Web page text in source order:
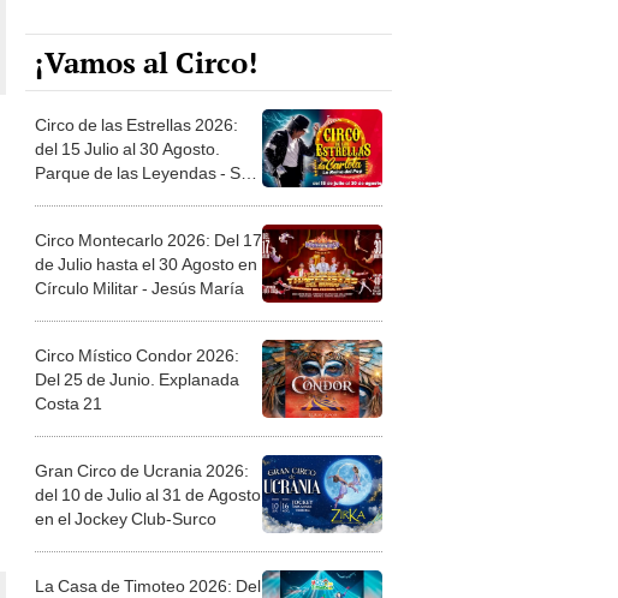
¡Vamos al Circo!
Circo de las Estrellas 2026:
del 15 Julio al 30 Agosto.
Parque de las Leyendas - San
Circo Montecarlo 2026: Del 17
de Julio hasta el 30 Agosto en
Círculo Militar - Jesús María
Circo Místico Condor 2026:
Del 25 de Junio. Explanada
Costa 21
Gran Circo de Ucrania 2026:
del 10 de Julio al 31 de Agosto
en el Jockey Club-Surco
La Casa de Timoteo 2026: Del